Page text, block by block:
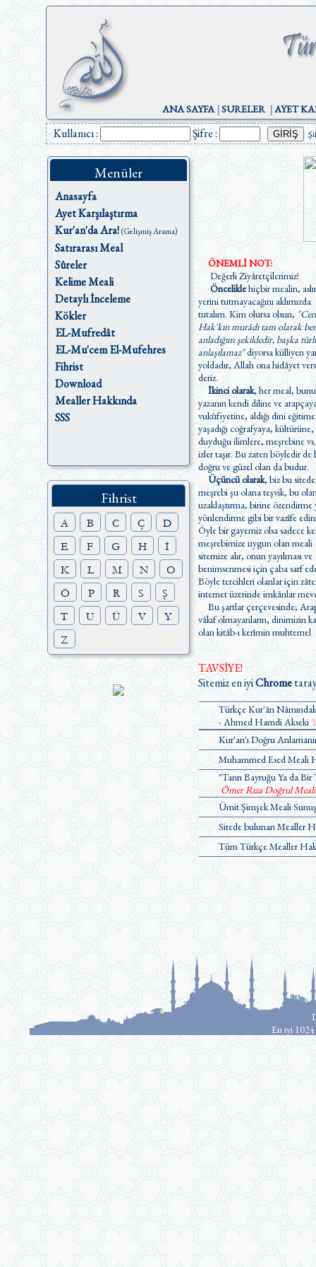
ANA SAYFA|SURELER|AYET
Kullanıcı : Şifre :
Menüler
Anasayfa
Ayet Karşılaştırma
Kur'an'da Ara!(Gelişmiş Arama)
Satırarası Meal
Sûreler
Kelime Meali
Detaylı İnceleme
Kökler
EL-Mufredât
EL-Mu'cem El-Mufehres
Fihrist
Download
Mealler Hakkında
SSS
Fihrist
A B C Ç
D
E
F G H
İ
K
L M N
O
Ö
P R S
Ş
T
U Ü V
Y
Z
ÖNEMLİ NOT:
Değerli Ziyâretçilerimiz!
Önceliklehiçbir mealin,
yerini tutmayacağını aklımızda
tutalım. Kim olursa olsun,
Hak'kın murâdı tam olarak
anladığım şekildedir, başka
anlaşılamaz"diyorsa külliyen
yoldadır, Allah ona hidâyet versin
deriz.
İkinci olarak, her meal, bunu
yazanın kendi diline ve
vukûfiyetine, aldığı dini
yaşadığı coğrafyaya,
duyduğu ilimlere, meşrebine
izler taşır. Bu zaten böyledir de belki
doğru ve güzel olan da budur.
Üçüncü olarak, biz bu
meşrebi şu olana teşvik, bu
uzaklaştırma, birine özendirme yada
yönlendirme gibi bir vazîfe
Öyle bir gayemiz olsa sadece
meşrebimize uygun olan meali
sitemize alır, onun yayılması ve
benimsenmesi için çaba sarf
Böyle tercihleri olanlar için
internet üzerinde imkânlar
Bu şartlar çerçevesinde;
vâkıf olmayanların, dinimizin kaynağı
olan kitâb-ı kerîmin muhtemel
TAVSİYE!
Sitemiz en iyiChrome
Türkçe Kur'ân
- Ahmed Hamdi Akseki
Kur'an'ı Doğru
Muhammed Esed Meali
"Tanrı Bayruğu Ya da
Ömer Rıza Doğrul
Ümit Şimşek Meali Sunuş
Sitede bulunan Mealler
Tüm Türkçe Mealler
En iyi